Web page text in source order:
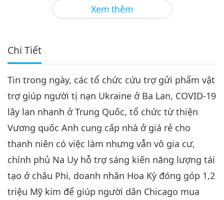
Xem thêm
33:12
2022-04-03 2934
4
Tin Đáng Chú Ý 2022-04-04 2987 Lượt Xem
5
32:21
Tin Đáng Chú Ý
Tin Đáng Chú Ý 2022-04-05 2943 Lượt Xem
Tin Đáng Chú Ý
Chi Tiết
Tin trong ngày, các tổ chức cứu trợ gửi phẩm vật
trợ giúp người tị nạn Ukraine ở Ba Lan, COVID-19
lây lan nhanh ở Trung Quốc, tổ chức từ thiện
Vương quốc Anh cung cấp nhà ở giá rẻ cho
thanh niên có việc làm nhưng vẫn vô gia cư,
chính phủ Na Uy hỗ trợ sáng kiến năng lượng tái
tạo ở châu Phi, doanh nhân Hoa Kỳ đóng góp 1,2
triệu Mỹ kim để giúp người dân Chicago mua